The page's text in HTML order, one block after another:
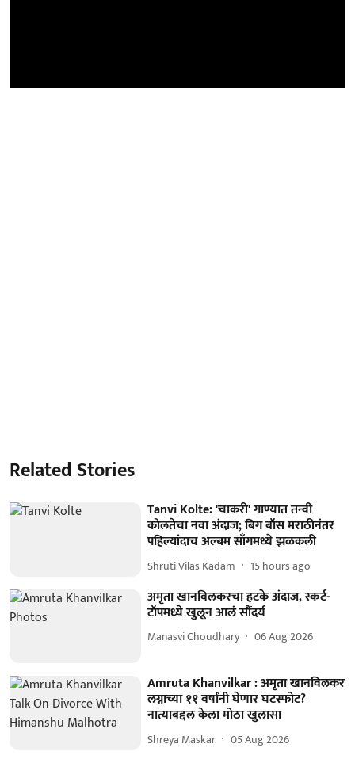
Related Stories
Tanvi Kolte: 'चाकरी' गाण्यात तन्वी
कोलतेचा नवा अंदाज; बिग बॉस मराठीनंतर
पहिल्यांदाच अल्बम साँगमध्ये झळकली
Shruti Vilas Kadam 15 hours ago
अमृता खानविलकरचा हटके अंदाज, स्कर्ट-
टॉपमध्ये खुलून आलं सौंदर्य
Manasvi Choudhary 06 Aug 2026
Amruta Khanvilkar : अमृता खानविलकर
लग्नाच्या ११ वर्षांनी घेणार घटस्फोट?
नात्याबद्दल केला मोठा खुलासा
Shreya Maskar 05 Aug 2026